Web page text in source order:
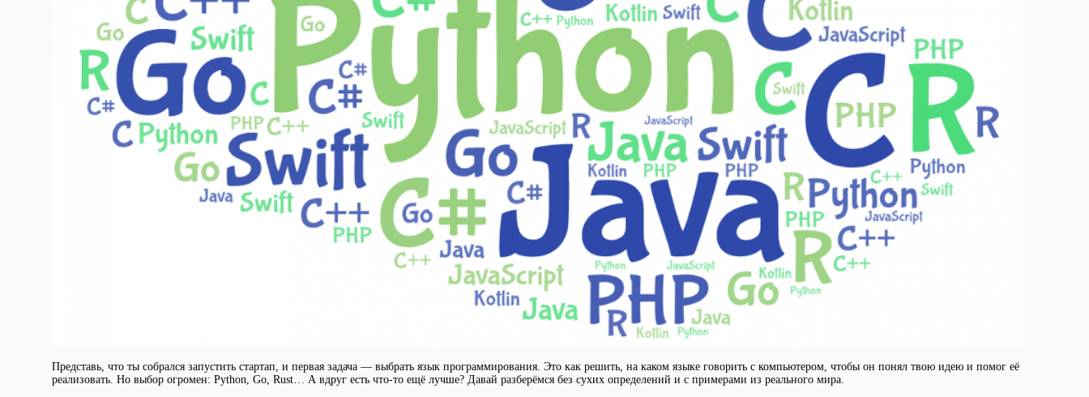
Представь, что ты собрался запустить стартап, и первая задача — выбрать язык программирования. Это как решить, на каком языке говорить с компьютером, чтобы он понял твою идею и помог её
реализовать. Но выбор огромен: Python, Go, Rust… А вдруг есть что-то ещё лучше? Давай разберёмся без сухих определений и с примерами из реального мира.